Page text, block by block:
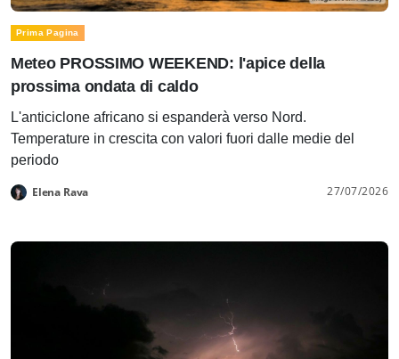
Prima Pagina
Meteo PROSSIMO WEEKEND: l'apice della
prossima ondata di caldo
L'anticiclone africano si espanderà verso Nord.
Temperature in crescita con valori fuori dalle medie del
periodo
Elena Rava 27/07/2026